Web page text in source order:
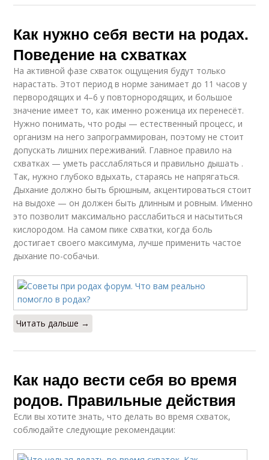
Как нужно себя вести на родах.
Поведение на схватках
На активной фазе схваток ощущения будут только
нарастать. Этот период в норме занимает до 11 часов у
первородящих и 4–6 у повторнородящих, и большое
значение имеет то, как именно роженица их перенесёт.
Нужно понимать, что роды — естественный процесс, и
организм на него запрограммирован, поэтому не стоит
допускать лишних переживаний. Главное правило на
схватках — уметь расслабляться и правильно дышать .
Так, нужно глубоко вдыхать, стараясь не напрягаться.
Дыхание должно быть брюшным, акцентироваться стоит
на выдохе — он должен быть длинным и ровным. Именно
это позволит максимально расслабиться и насытиться
кислородом. На самом пике схватки, когда боль
достигает своего максимума, лучше применить частое
дыхание по-собачьи.
Читать дальше →
Как надо вести себя во время
родов. Правильные действия
Если вы хотите знать, что делать во время схваток,
соблюдайте следующие рекомендации: